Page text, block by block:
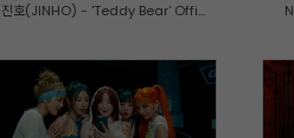
진호(JINHO) - 'Teddy Bear' Offi...